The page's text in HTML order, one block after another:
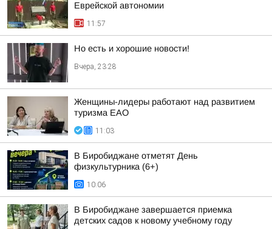
Еврейской автономии
11:57
Но есть и хорошие новости!
Вчера, 23:28
Женщины-лидеры работают над развитием
туризма ЕАО
11:03
В Биробиджане отметят День
физкультурника (6+)
10:06
В Биробиджане завершается приемка
детских садов к новому учебному году